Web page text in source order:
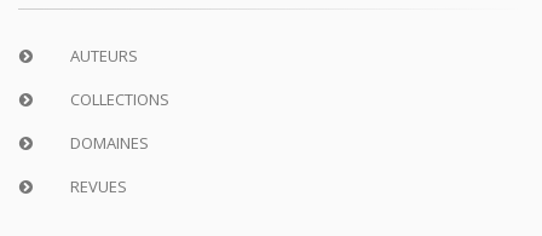
AUTEURS
COLLECTIONS
DOMAINES
REVUES